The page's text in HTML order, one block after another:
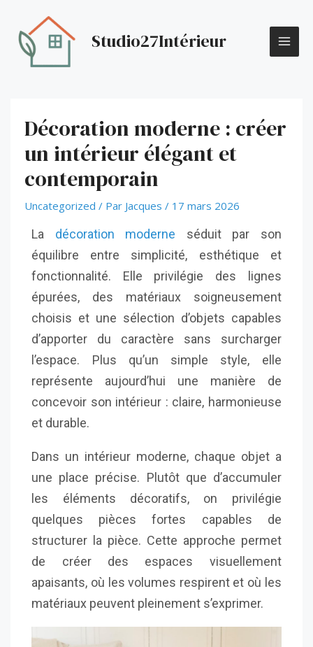
contenu
Studio27Intérieur
Décoration moderne : créer
un intérieur élégant et
contemporain
Uncategorized / Par Jacques/ 17 mars 2026
La décoration moderne séduit par son
équilibre entre simplicité, esthétique et
fonctionnalité. Elle privilégie des lignes
épurées, des matériaux soigneusement
choisis et une sélection d’objets capables
d’apporter du caractère sans surcharger
l’espace. Plus qu’un simple style, elle
représente aujourd’hui une manière de
concevoir son intérieur : claire, harmonieuse
et durable.
Dans un intérieur moderne, chaque objet a
une place précise. Plutôt que d’accumuler
les éléments décoratifs, on privilégie
quelques pièces fortes capables de
structurer la pièce. Cette approche permet
de créer des espaces visuellement
apaisants, où les volumes respirent et où les
matériaux peuvent pleinement s’exprimer.